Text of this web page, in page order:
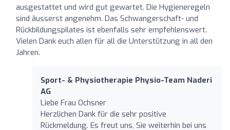
ausgestattet und wird gut gewartet. Die Hygieneregeln
sind äusserst angenehm. Das Schwangerschaft- und
Rückbildungspilates ist ebenfalls sehr empfehlenswert.
Vielen Dank euch allen für all die Unterstützung in all den
Jahren.
Sport- & Physiotherapie Physio-Team Naderi
AG
Liebe Frau Ochsner
Herzlichen Dank für die sehr positive
Rückmeldung. Es freut uns, Sie weiterhin bei uns